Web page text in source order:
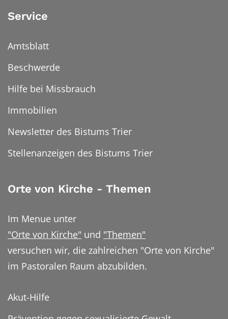
Service
Amtsblatt
Beschwerde
Hilfe bei Missbrauch
Immobilien
Newsletter des Bistums Trier
Stellenanzeigen des Bistums Trier
Orte von Kirche - Themen
Im Menue unter
"Orte von Kirche" und "Themen"
versuchen wir, die zahlreichen "Orte von Kirche"
im Pastoralen Raum abzubilden.
Akut-Hilfe